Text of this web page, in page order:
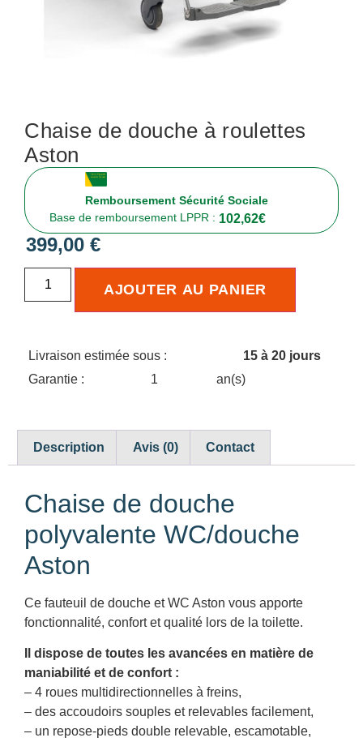
Chaise de douche à roulettes
Aston
Remboursement Sécurité Sociale
Base de remboursement LPPR : 102,62€
399,00 €
AJOUTER AU PANIER
Livraison estimée sous :
15 à 20 jours
Garantie :
1 an(s)
Description Avis (0) Contact
Chaise de douche
polyvalente WC/douche
Aston
Ce fauteuil de douche et WC Aston vous apporte
fonctionnalité, confort et qualité lors de la toilette.
Il dispose de toutes les avancées en matière de
maniabilité et de confort :
– 4 roues multidirectionnelles à freins,
– des accoudoirs souples et relevables facilement,
– un repose-pieds double relevable, escamotable,